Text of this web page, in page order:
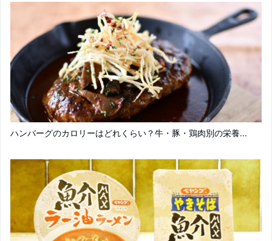
ハンバーグのカロリーはどれくらい？牛・豚・鶏肉別の栄養...